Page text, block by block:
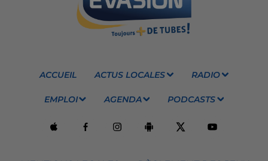
ACCUEIL ACTUS LOCALES RADIO
EMPLOI AGENDA PODCASTS